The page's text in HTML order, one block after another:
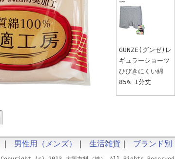
GUNZE(グンゼ)レ
ギュラーショーツ
ひびきにくい綿
85% 1分丈
｜ 男性用（メンズ） ｜ 生活雑貨 ｜ ブランド別